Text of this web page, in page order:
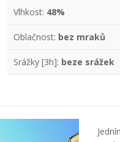
Vlhkost: 48%
Oblačnost: bez mraků
Srážky [3h]: beze srážek